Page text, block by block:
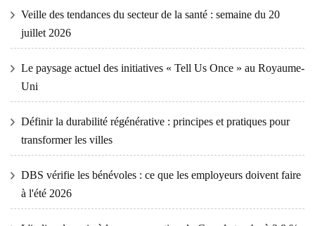
Veille des tendances du secteur de la santé : semaine du 20
juillet 2026
Le paysage actuel des initiatives « Tell Us Once » au Royaume-
Uni
Définir la durabilité régénérative : principes et pratiques pour
transformer les villes
DBS vérifie les bénévoles : ce que les employeurs doivent faire
à l'été 2026